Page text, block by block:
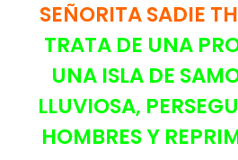
SEÑORITA SADIE
TRATA DE UNA
UNA ISLA DE
LLUVIOSA,
HOMBRES Y